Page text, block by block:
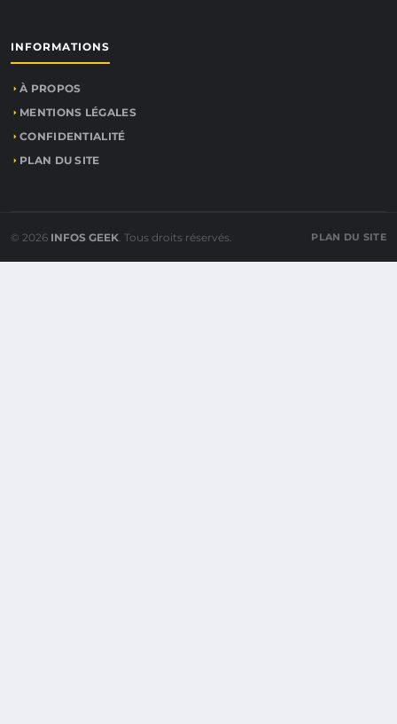
INFORMATIONS
À PROPOS
MENTIONS LÉGALES
CONFIDENTIALITÉ
PLAN DU SITE
© 2026 INFOS GEEK. Tous droits réservés. PLAN DU SITE